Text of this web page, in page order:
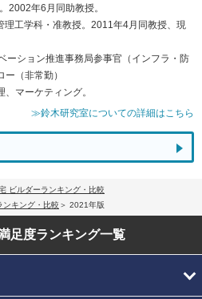
2002年6月同助教授。
工学科・准教授。2011年4月同教授、現
ーション推進事務局参事官（インフラ・防
（非常勤）
マーケティング。
≫鈴木研究室についての詳細はこちら
ビルダーランキング・比較
ンキング・比較
2021年版
足度ランキング一覧